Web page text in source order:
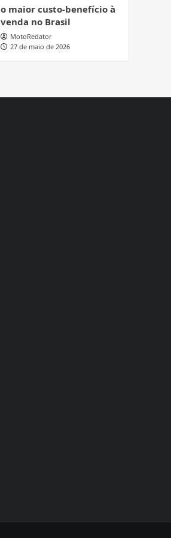
o maior custo-benefício à
venda no Brasil
MotoRedator
27 de maio de 2026